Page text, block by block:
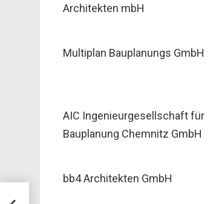
Architekten mbH
Multiplan Bauplanungs GmbH
AIC Ingenieurgesellschaft für
Bauplanung Chemnitz GmbH
bb4 Architekten GmbH